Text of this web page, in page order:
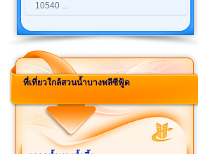
10540 ...
ที่เที่ยวใกล้สวนน้ำบางพลีซีฟู้ด